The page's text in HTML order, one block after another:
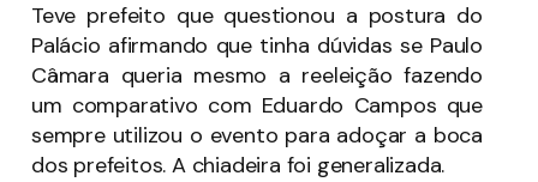
Teve prefeito que questionou a postura do
Palácio afirmando que tinha dúvidas se Paulo
Câmara queria mesmo a reeleição fazendo
um comparativo com Eduardo Campos que
sempre utilizou o evento para adoçar a boca
dos prefeitos. A chiadeira foi generalizada.